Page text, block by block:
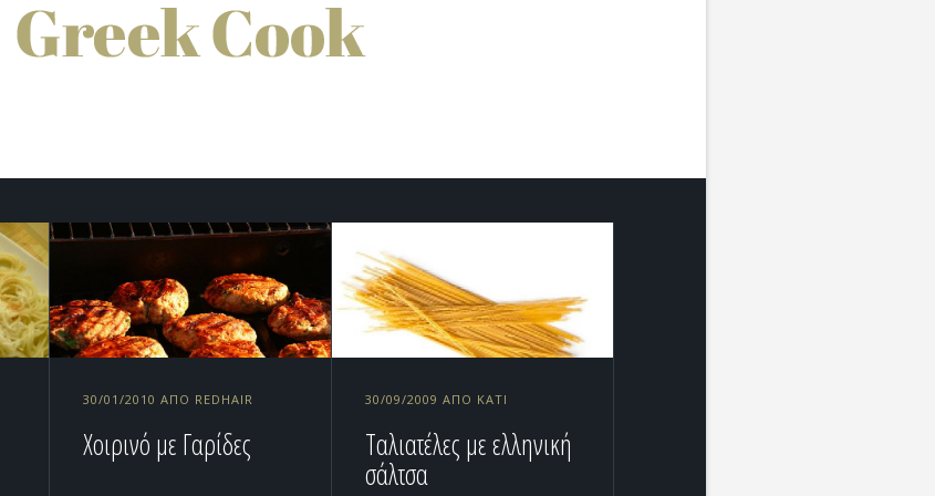
30/01/2010 ΑΠΌ REDHAIR
Χοιρινό με Γαρίδες
30/09/2009 ΑΠΌ KATI
Ταλιατέλες με ελληνική
σάλτσα